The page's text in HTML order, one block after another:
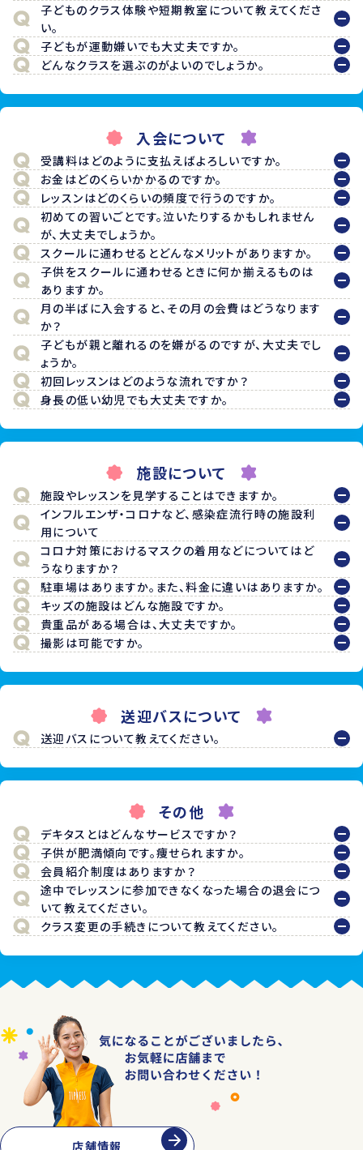
子どものクラス体験や短期教室について教えてくださ
い。
子どもが運動嫌いでも大丈夫ですか。
どんなクラスを選ぶのがよいのでしょうか。
入会について
受講料はどのように支払えばよろしいですか。
お金はどのくらいかかるのですか。
レッスンはどのくらいの頻度で行うのですか。
初めての習いごとです。泣いたりするかもしれません
が、大丈夫でしょうか。
スクールに通わせるとどんなメリットがありますか。
子供をスクールに通わせるときに何か揃えるものは
ありますか。
月の半ばに入会すると、その月の会費はどうなります
か？
子どもが親と離れるのを嫌がるのですが、大丈夫でし
ょうか。
初回レッスンはどのような流れですか？
身長の低い幼児でも大丈夫ですか。
施設について
施設やレッスンを見学することはできますか。
インフルエンザ・コロナなど、感染症流行時の施設利
用について
コロナ対策におけるマスクの着用などについてはど
うなりますか？
駐車場はありますか。また、料金に違いはありますか。
キッズの施設はどんな施設ですか。
貴重品がある場合は、大丈夫ですか。
撮影は可能ですか。
送迎バスについて
送迎バスについて教えてください。
その他
デキタスとはどんなサービスですか？
子供が肥満傾向です。痩せられますか。
会員紹介制度はありますか？
途中でレッスンに参加できなくなった場合の退会につ
いて教えてください。
クラス変更の手続きについて教えてください。
店舗情報